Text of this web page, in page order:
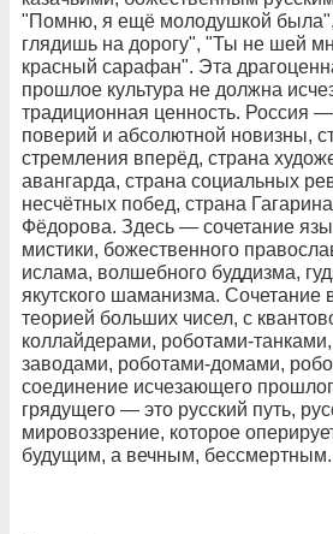
"Помню, я ещё молодушкой
глядишь на дорогу", "Ты не шей
красный сарафан". Эта
прошлое культура не должна
традиционная ценность. Россия
поверий и абсолютной новизны,
стремления вперёд, страна
авангарда, страна социальных
несчётных побед, страна
Фёдорова. Здесь — сочетание
мистики, божественного
ислама, волшебного буддизма,
якутского шаманизма. Сочетание
теорией больших чисел, с
коллайдерами, роботами-
заводами, роботами-домами,
соединение исчезающего
грядущего — это русский путь,
мировоззрение, которое
будущим, а вечным, бессмертным.